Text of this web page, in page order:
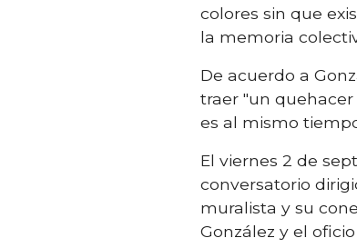
colores sin que
la memoria
De acuerdo a
traer "un
es al mismo
El viernes 2 de
conversatorio
muralista y su
González y el